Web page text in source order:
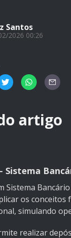
Santos
2026 00:26
artigo
Sistema
Sistema
os conceitos
simulando
realizar